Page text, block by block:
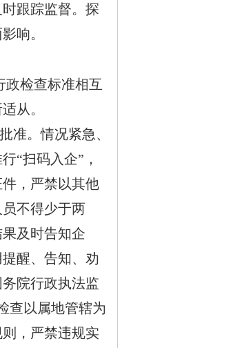
跟踪监督。探
响。
政检查标准相互
从。
准。情况紧急、
“扫码入企”，
，严禁以其他
不得少于两
及时告知企
醒、告知、劝
院行政执法监
查以属地管辖为
，严禁违规实